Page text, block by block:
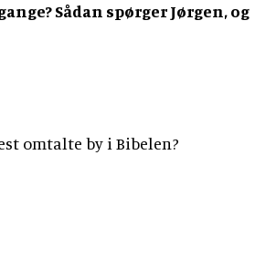
Sådan spørger Jørgen, og
omtalte by i Bibelen?